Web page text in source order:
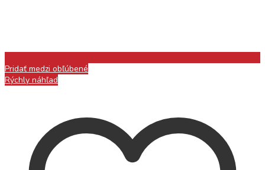
Pridať medzi obľúbené
Rýchly náhľad